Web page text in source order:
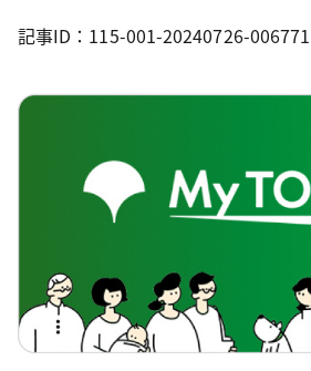
記事ID：115-001-20240726-006771